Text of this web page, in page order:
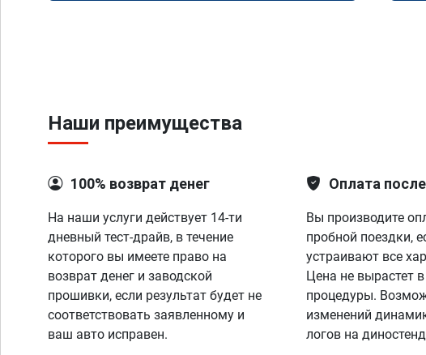
Наши преимущества
100% возврат денег
На наши услуги действует 14-ти
дневный тест-драйв, в течение
которого вы имеете право на
возврат денег и заводской
прошивки, если результат будет не
соответствовать заявленному и
ваш авто исправен.
Оплата
Вы производите
пробной поездки,
устраивают все
Цена не вырастет
процедуры.
изменений
логов на